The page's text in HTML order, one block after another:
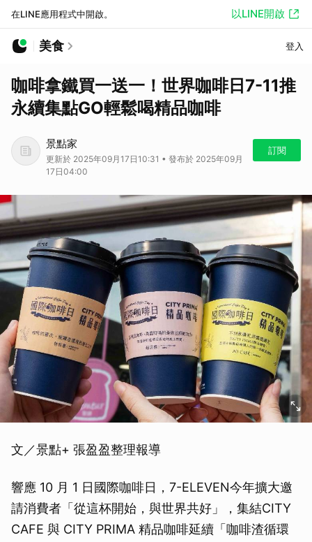
在LINE應用程式中開啟。 以LINE開啟
美食 登入
咖啡拿鐵買一送一！世界咖啡日7-11推
永續集點GO輕鬆喝精品咖啡
景點家
更新於 2025年09月17日10:31 • 發布於 2025年09月
17日04:00
訂閱
文／景點+ 張盈盈整理報導
響應 10 月 1 日國際咖啡日，7-ELEVEN今年擴大邀
請消費者「從這杯開始，與世界共好」，集結CITY
CAFE 與 CITY PRIMA 精品咖啡延續「咖啡渣循環